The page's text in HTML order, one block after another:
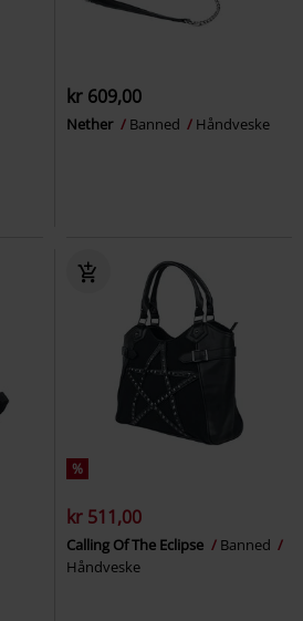
kr 609,00
Nether Banned Håndveske
%
kr 511,00
Calling Of The Eclipse
Banned
Håndveske